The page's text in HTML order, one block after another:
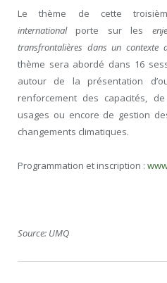
Le thème de cette
internationalporte sur les
transfrontalières dans un contexte
thème sera abordé dans 16
autour de la présentation
renforcement des capacités,
usages ou encore de gestion
changements climatiques.
Programmation et inscription :
Source: UMQ